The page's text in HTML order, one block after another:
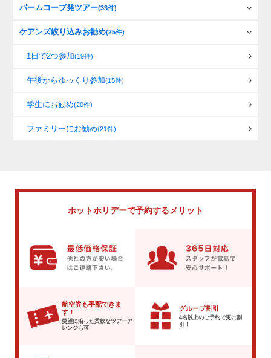
パームコーブ発ツアー(33件)
ケアンズ絞り込みお勧め(25件)
1日で2つ参加(19件)
午後からゆっくり参加(15件)
学生にお勧め(20件)
ファミリーにお勧め(21件)
ホットホリデーで予約するメリット
航空券も手配できま
す！
要望に沿った柔軟なツアーア
レンジも可
グループ割引
4名以上のご予約で更に割
引！